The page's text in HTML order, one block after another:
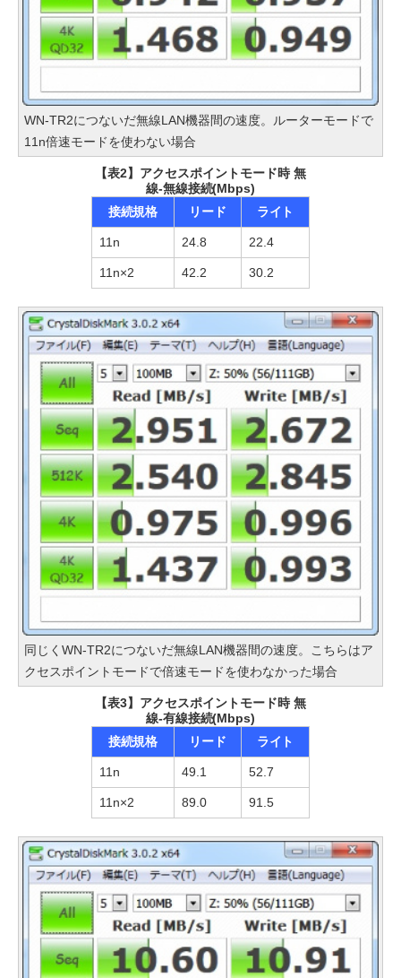
WN-TR2につないだ無線LAN機器間の速度。ルーターモードで
11n倍速モードを使わない場合
【表2】アクセスポイントモード時 無
線-無線接続(Mbps)
接続規格
リード ライト
11n 24.8 22.4
11n×2 42.2 30.2
同じくWN-TR2につないだ無線LAN機器間の速度。こちらはア
クセスポイントモードで倍速モードを使わなかった場合
【表3】アクセスポイントモード時 無
線-有線接続(Mbps)
接続規格
リード ライト
11n 49.1 52.7
11n×2 89.0 91.5